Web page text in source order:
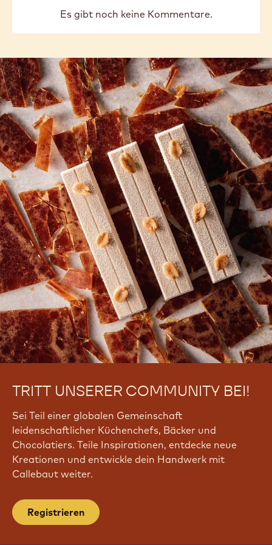
Es gibt noch keine Kommentare.
TRITT UNSERER COMMUNITY BEI!
Sei Teil einer globalen Gemeinschaft
leidenschaftlicher Küchenchefs, Bäcker und
Chocolatiers. Teile Inspirationen, entdecke neue
Kreationen und entwickle dein Handwerk mit
Callebaut weiter.
Registrieren